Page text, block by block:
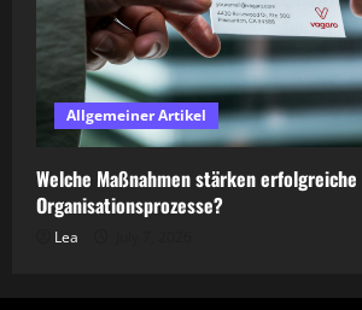
Allgemeiner Artikel
Welche Maßnahmen stärken erfolgreiche
Organisationsprozesse?
Lea